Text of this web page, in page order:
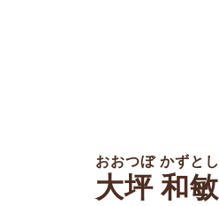
大坪 和敏
おおつぼ かずとし